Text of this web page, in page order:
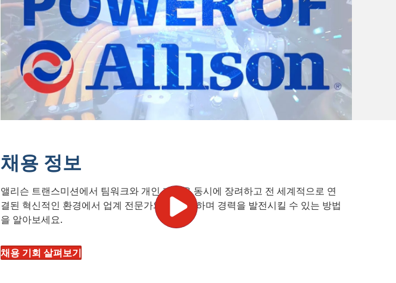
채용 정보
앨리슨 트랜스미션에서 팀워크와 개인 개발을 동시에 장려하고 전 세계적으로 연
결된 혁신적인 환경에서 업계 전문가와 함께 일하며 경력을 발전시킬 수 있는 방법
을 알아보세요.
채용 기회 살펴보기